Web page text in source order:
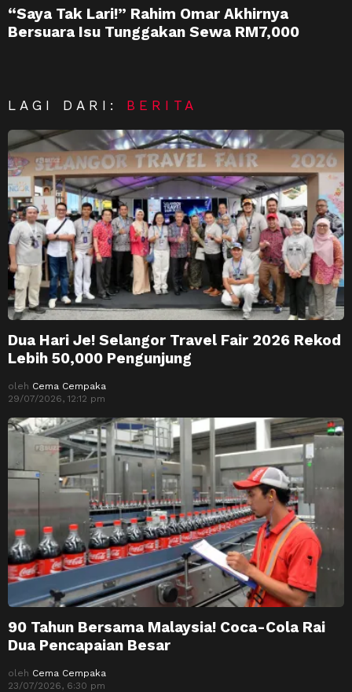
“Saya Tak Lari!” Rahim Omar Akhirnya
Bersuara Isu Tunggakan Sewa RM7,000
LAGI DARI: BERITA
Dua Hari Je! Selangor Travel Fair 2026 Rekod
Lebih 50,000 Pengunjung
oleh Cema Cempaka
29/07/2026, 12:12 pm
90 Tahun Bersama Malaysia! Coca-Cola Rai
Dua Pencapaian Besar
oleh Cema Cempaka
23/07/2026, 6:30 pm